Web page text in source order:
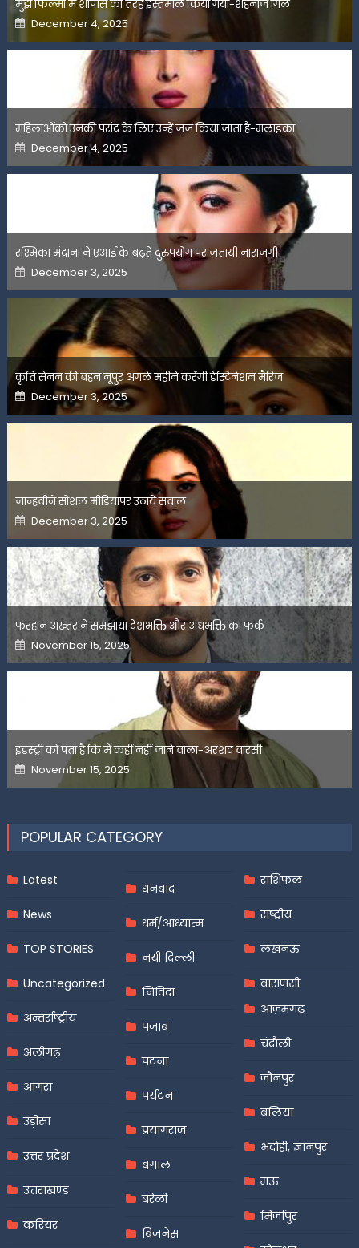
मुझे फिल्मों में शोपीस की तरह इस्तेमाल किया गया-शहनाज गिल
Posted
on
December 4, 2025
महिलाओंको उनकी पसंद के लिए उन्हें जज किया जाता है-मलाइका
Posted
on
December 4, 2025
रश्मिका मंदाना ने एआई के बढ़ते दुरुपयोग पर जतायी नाराजगी
Posted
on
December 3, 2025
कृति सेनन की बहन नूपुर अगले महीने करेंगी डेस्टिनेशन मैरिज
Posted
on
December 3, 2025
जान्हवीने सोशल मीडियापर उठाये सवाल
Posted
on
December 3, 2025
फरहान अख्तर ने समझाया देशभक्ति और अंधभक्ति का फर्क
Posted
on
November 15, 2025
इंडस्ट्री को पता है कि मैं कहीं नहीं जाने वाला-अरशद वारसी
Posted
on
November 15, 2025
POPULAR CATEGORY
Latest
News
TOP STORIES
Uncategorized
अन्तर्राष्ट्रीय
अलीगढ़
आगरा
उड़ीसा
उत्तर प्रदेश
उत्तराखण्ड
करियर
धनबाद
धर्म/आध्यात्म
नयी दिल्ली
निविदा
पंजाब
पटना
पर्यटन
प्रयागराज
बंगाल
बरेली
बिजनेस
राशिफल
राष्ट्रीय
लखनऊ
वाराणसी
आज़मगढ़
चंदौली
जौनपुर
बलिया
भदोही, ज्ञानपुर
मऊ
मिर्जापुर